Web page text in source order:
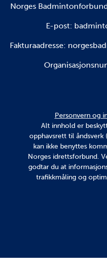
Norges
E-post:
Fakturaadresse:
Personvern og
Alt innhold er
opphavsrett til åndsverk
kan ikke benyttes
Norges idrettsforbund.
godtar du at
trafikkmåling og